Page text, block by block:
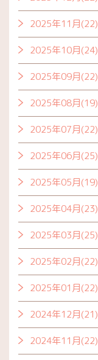
2025年11月(22)
2025年10月(24)
2025年09月(22)
2025年08月(19)
2025年07月(22)
2025年06月(25)
2025年05月(19)
2025年04月(23)
2025年03月(25)
2025年02月(22)
2025年01月(22)
2024年12月(21)
2024年11月(22)